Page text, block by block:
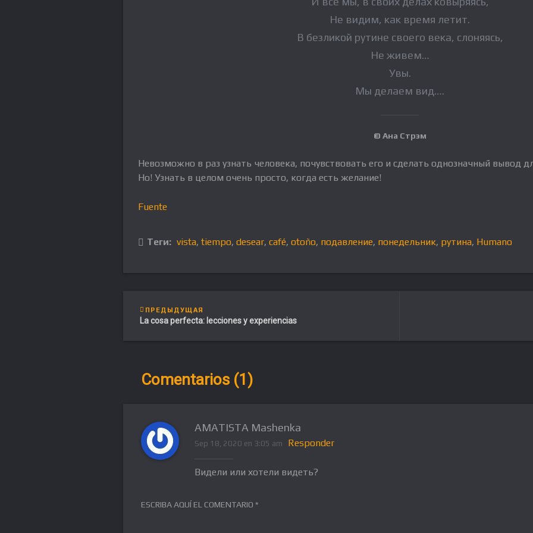
Не видим, как время летит.
В безликой рутине своего века, слоняясь,
Не живем…
Увы.
Мы делаем вид….
© Ана Стрэм
Невозможно в раз узнать человека, почувствовать его и сделать однозначный вывод
Но! Узнать в целом очень просто, когда есть желание!
Fuente
Теги: vista, tiempo, desear, café, otoño, подавление, понедельник, рутина, Humano
ПРЕДЫДУЩАЯ
La cosa perfecta: lecciones y experiencias
Comentarios (1)
AMATISTA Mashenka
Sep 18, 2020 en 3:05 am Responder
Видели или хотели видеть?
ESCRIBA AQUÍ EL COMENTARIO *